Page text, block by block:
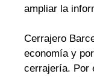
ampliar la
Cerrajero
economía y
cerrajería. Por